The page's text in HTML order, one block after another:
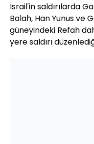
İsrail'in saldırılarda
Balah, Han Yunus ve
güneyindeki Refah
yere saldırı